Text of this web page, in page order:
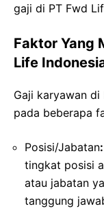
gaji di PT Fwd
Faktor Yang
Life
Gaji karyawan
pada beberapa
Posisi/Jabatan:
tingkat posisi
atau jabatan
tanggung